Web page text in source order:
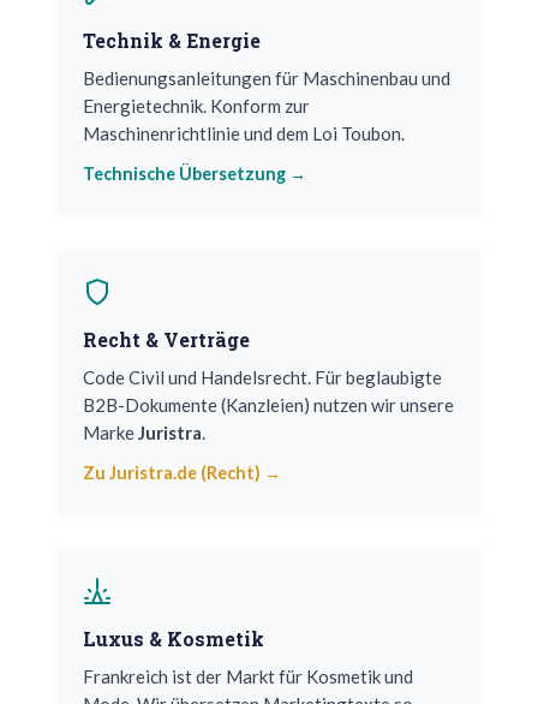
Technik & Energie
Bedienungsanleitungen für Maschinenbau und
Energietechnik. Konform zur
Maschinenrichtlinie und dem Loi Toubon.
Technische Übersetzung →
Recht & Verträge
Code Civil und Handelsrecht. Für beglaubigte
B2B-Dokumente (Kanzleien) nutzen wir unsere
MarkeJuristra.
Zu Juristra.de (Recht) →
Luxus & Kosmetik
Frankreich ist der Markt für Kosmetik und